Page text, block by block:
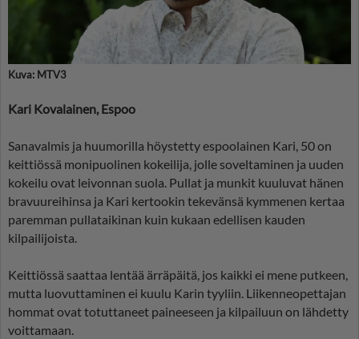
Kuva: MTV3
Kari Kovalainen, Espoo
Sanavalmis ja huumorilla höystetty espoolainen Kari, 50 on
keittiössä monipuolinen kokeilija, jolle soveltaminen ja uuden
kokeilu ovat leivonnan suola. Pullat ja munkit kuuluvat hänen
bravuureihinsa ja Kari kertookin tekevänsä kymmenen kertaa
paremman pullataikinan kuin kukaan edellisen kauden
kilpailijoista.
Keittiössä saattaa lentää ärräpäitä, jos kaikki ei mene putkeen,
mutta luovuttaminen ei kuulu Karin tyyliin. Liikenneopettajan
hommat ovat totuttaneet paineeseen ja kilpailuun on lähdetty
voittamaan.